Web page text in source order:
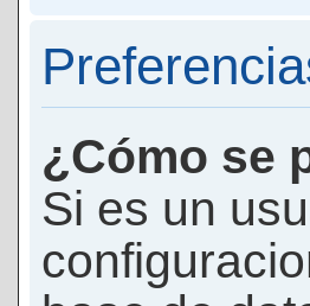
¿Cómo se
Si es un